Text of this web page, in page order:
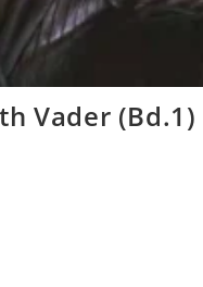
Vader (Bd.1)